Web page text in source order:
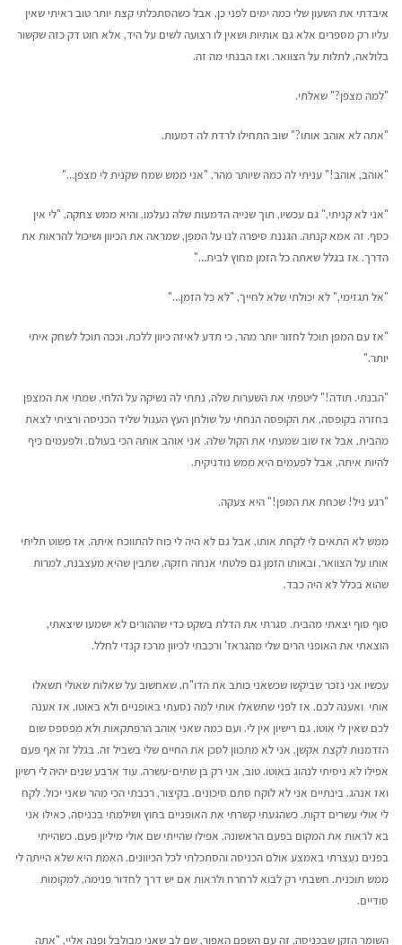
איבדתי את השעון שלי כמה ימים לפני כן, אבל כשהסתכלתי קצת יותר טוב ראיתי שאין
עליו רק מספרים אלא גם אותיות ושאין לו רצועה לשים על היד, אלא חוט דק כזה שקשור
בלולאה, לתלות על הצוואר. ואז הבנתי מה זה.
"לְמה מצפן?" שאלתי.
"אתה לא אוהב אותו?" שוב התחילו לרדת לה דמעות.
"אוהב, אוהב!" עניתי לה כמה שיותר מהר, "אני ממש שמח שקנית לי מצפן…"
"אני לא קניתי," גם עכשיו, תוך שנייה הדמעות שלה נעלמו, והיא ממש צחקה, "לי אין
כסף. זה אמא קנתה. הגננת סיפרה לנו על המַפֵּן, שמראה את הכיוון ושיכול להראות את
הדרך. אז בגלל שאתה כל הזמן מחוץ לבית…"
"אל תגזימי," לא יכולתי שלא לחייך, "לא כל הזמן…"
"אז עם המפן תוכל לחזור יותר מהר, כי תדע לאיזה כיוון ללכת. וככה תוכל לשחק איתי
יותר."
"הבנתי. תודה!" ליטפתי את השערות שלה, נתתי לה נשיקה על הלחי, שמתי את המצפן
בחזרה בקופסה, את הקופסה הנחתי על שולחן העץ העגול שליד הכניסה ורציתי לצאת
מהבית, אבל אז שוב שמעתי את הקול שלה. אני אוהב אותה הכי בעולם, ולפעמים כיף
להיות איתה, אבל לפעמים היא ממש נודניקית.
"רגע ניל! שכחת את המפן!" היא צעקה.
ממש לא התאים לי לקחת אותו, אבל גם לא היה לי כוח להתווכח איתה, אז פשוט תליתי
אותו על הצוואר, ובאותו הזמן גם פלטתי אנחה חזקה, שתבין שהיא מעצבנת, למרות
שהוא בכלל לא היה כבד.
סוף סוף יצאתי מהבית. סגרתי את הדלת בשקט כדי שההורים לא ישמעו שיצאתי,
הוצאתי את האופני הרים שלי מהגראז' ורכבתי לכיוון מרכז קנדי לחלל.
עכשיו אני נזכר שביקשו שכשאני כותב את הדו"ח, שאחשוב על שאלות שאולי תשאלו
אותי ואענה לכם. אז לפני שתשאלו אותי למה נסעתי באופניים ולא באוטו, אז אענה
לכם שאין לי אוטו. גם רישיון אין לי. ועם כמה שאני אוהב הרפתקאות ולא מפספס שום
הזדמנות לקצת אקשן, אני לא מתכוון לסכן את החיים שלי בשביל זה. בגלל זה אף פעם
אפילו לא ניסיתי לנהוג באוטו. טוב, אני רק בן שתים-עשרה. עוד ארבע שנים יהיה לי רשיון
ואז אנהג. בינתיים אני לא לוקח סתם סיכונים. בקיצור, רכבתי הכי מהר שאני יכול. לקח
לי אולי עשרים דקות. כשהגעתי קשרתי את האופניים בחוץ ושילמתי בכניסה, כאילו אני
בא לראות את המקום בפעם הראשונה, אפילו שהייתי שם אולי מיליון פעם. כשהייתי
בפנים נעצרתי באמצע אולם הכניסה והסתכלתי לכל הכיוונים. האמת היא שלא הייתה לי
ממש תוכנית. חשבתי רק לבוא לרחרח ולראות אם יש דרך לחדור פנימה, למקומות
סודיים.
השומר הזקן שבכניסה, זה עם השפם האפור, שם לב שאני מבולבל ופנה אליי, "אתה